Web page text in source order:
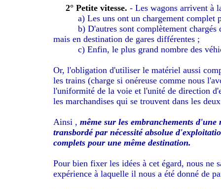
2° Petite vitesse. - Les wagons arrivent à
a) Les uns ont un chargement complet
b) D'autres sont complètement
mais en destination de gares différentes ;
c) Enfin, le plus grand nombre des
Or, l'obligation d'utiliser le matériel aussi
les trains (charge si onéreuse comme nous
l'uniformité de la voie et l'unité de direction
les marchandises qui se trouvent dans les
Ainsi , même sur les embranchements d'une
transbordé par nécessité absolue
complets pour une même destination.
Pour bien fixer les idées à cet égard, nous ne
expérience à laquelle il nous a été donné de